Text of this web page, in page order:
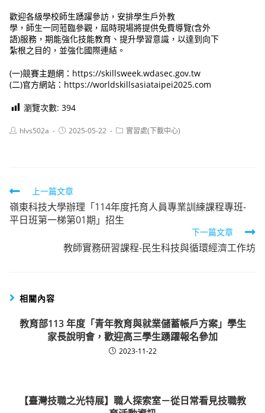
歡迎各級學校師生踴躍參訪，安排學生戶外教
學，師生一同蒞臨參觀，屆時現場將提供免費導覽(含外
語)服務，期能強化技能教育、提升學習意識，以達到向下
紮根之目的，並強化國際連結。
(一)競賽主題網：https://skillsweek.wdasec.gov.tw
(二)官方網站：https://worldskillsasiataipei2025.com
瀏覽次數: 394
Posthlvs502a
Post2025-05-22
Post實習處(下載中心)
Read
more
articles
上一篇文章
嶺東科技大學辦理「114年度托育人員專業訓練課程專班-
平日班第一梯第01期」招生
下一篇文章
教師實務研習課程-民生科技與循環經濟工作坊
相關內容
教育部113 年度「青年教育與就業儲蓄帳戶方案」學生
家長說明會，歡迎高三學生踴躍報名參加
2023-11-22
【臺灣技職之光特展】職人探索室－從日常看見技職教